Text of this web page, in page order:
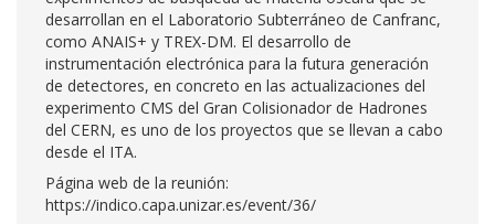
desarrollan en el Laboratorio Subterráneo de Canfranc,
como ANAIS+ y TREX-DM. El desarrollo de
instrumentación electrónica para la futura generación
de detectores, en concreto en las actualizaciones del
experimento CMS del Gran Colisionador de Hadrones
del CERN, es uno de los proyectos que se llevan a cabo
desde el ITA.
Página web de la reunión:
https://indico.capa.unizar.es/event/36/